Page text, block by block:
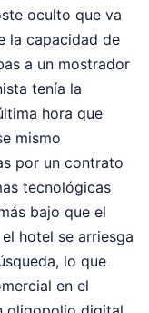
oculto que va
la capacidad de
a un mostrador
tenía la
hora que
mismo
por un contrato
tecnológicas
bajo que el
hotel se arriesga
lo que
en el